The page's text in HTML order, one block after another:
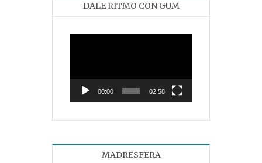
DALE RITMO CON GUM
00:00 02:58
MADRESFERA